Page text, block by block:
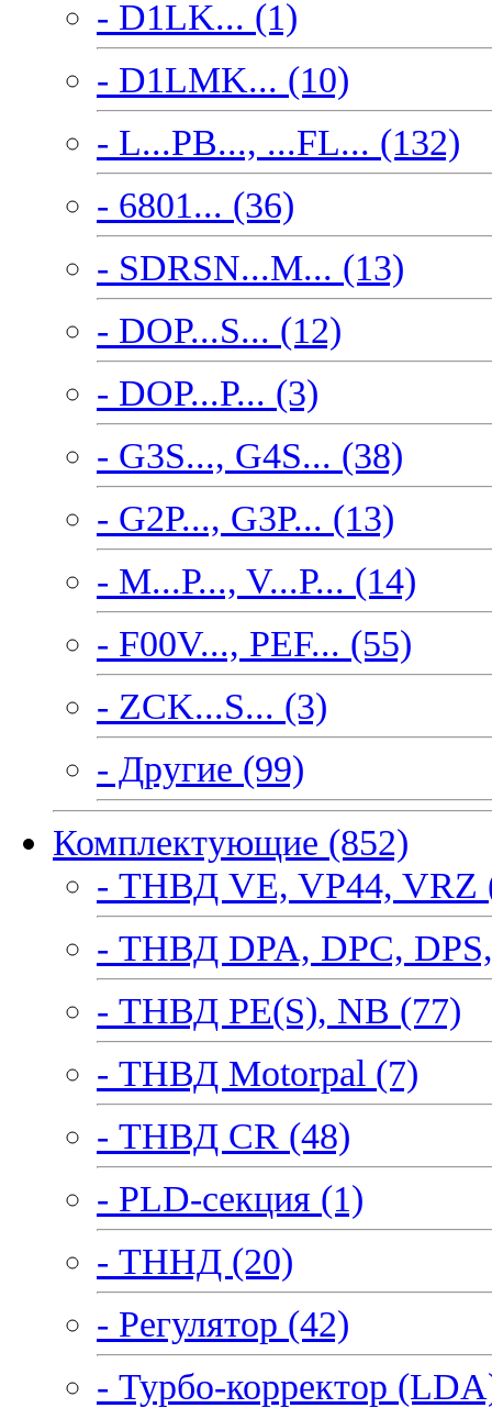
- D1LK... (1)
- D1LMK... (10)
- L...PB..., ...FL... (132)
- 6801... (36)
- SDRSN...M... (13)
- DOP...S... (12)
- DOP...P... (3)
- G3S..., G4S... (38)
- G2P..., G3P... (13)
- M...P..., V...P... (14)
- F00V..., PEF... (55)
- ZCK...S... (3)
- Другие (99)
Комплектующие (852)
- ТНВД VE, VP44, VRZ
- ТНВД DPA, DPC,
- ТНВД PE(S), NB (77)
- ТНВД Motorpal (7)
- ТНВД CR (48)
- PLD-секция (1)
- ТННД (20)
- Регулятор (42)
- Турбо-корректор